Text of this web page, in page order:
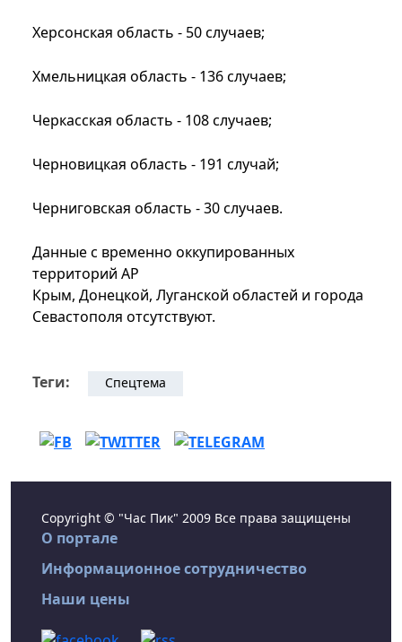
Херсонская область - 50 случаев;
Хмельницкая область - 136 случаев;
Черкасская область - 108 случаев;
Черновицкая область - 191 случай;
Черниговская область - 30 случаев.
Данные с временно оккупированных
территорий АР
Крым, Донецкой, Луганской областей и города
Севастополя отсутствуют.
Теги: Спецтема
Copyright © "Час Пик" 2009 Все права защищены
О портале
Информационное сотрудничество
Наши цены